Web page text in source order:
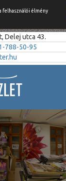
felhasználói élmény
Delej utca 43.
788-50-95